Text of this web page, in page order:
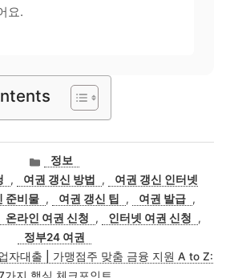
요.
카
테
고
리
정보
, 여권 갱신 방법 ,
여권 갱신 인터넷
준비물 , 여권 갱신 팁 , 여권 발급 ,
온라인 여권 신청 , 인터넷 여권 신청
,
정부24 여권
자대출 | 가맹점주 맞춤 금융 지원 A to Z:
가지 핵심 체크포인트